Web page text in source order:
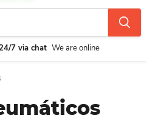
7 via chat We are online